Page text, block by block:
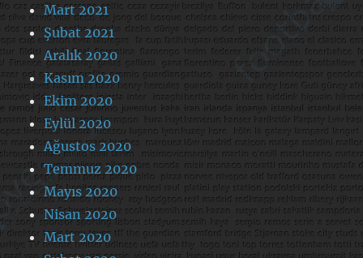
Mart 2021
Şubat 2021
Aralık 2020
Kasım 2020
Ekim 2020
Eylül 2020
Ağustos 2020
Temmuz 2020
Mayıs 2020
Nisan 2020
Mart 2020